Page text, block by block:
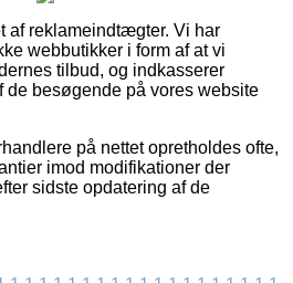
af reklameindtægter. Vi har
webbutikker i form af at vi
tilbud, og indkasserer
de besøgende på vores website
på nettet opretholdes ofte,
imod modifikationer der
sidste opdatering af de